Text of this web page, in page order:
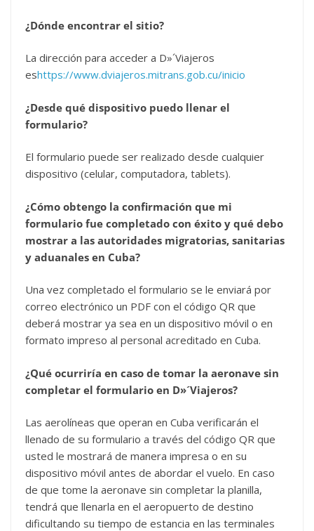
¿Dónde encontrar el sitio?
La dirección para acceder a D»´Viajeros
eshttps://www.dviajeros.mitrans.gob.cu/inicio
¿Desde qué dispositivo puedo llenar el
formulario?
El formulario puede ser realizado desde cualquier
dispositivo (celular, computadora, tablets).
¿Cómo obtengo la confirmación que mi
formulario fue completado con éxito y qué debo
mostrar a las autoridades migratorias, sanitarias
y aduanales en Cuba?
Una vez completado el formulario se le enviará por
correo electrónico un PDF con el código QR que
deberá mostrar ya sea en un dispositivo móvil o en
formato impreso al personal acreditado en Cuba.
¿Qué ocurriría en caso de tomar la aeronave sin
completar el formulario en D»´Viajeros?
Las aerolíneas que operan en Cuba verificarán el
llenado de su formulario a través del código QR que
usted le mostrará de manera impresa o en su
dispositivo móvil antes de abordar el vuelo. En caso
de que tome la aeronave sin completar la planilla,
tendrá que llenarla en el aeropuerto de destino
dificultando su tiempo de estancia en las terminales